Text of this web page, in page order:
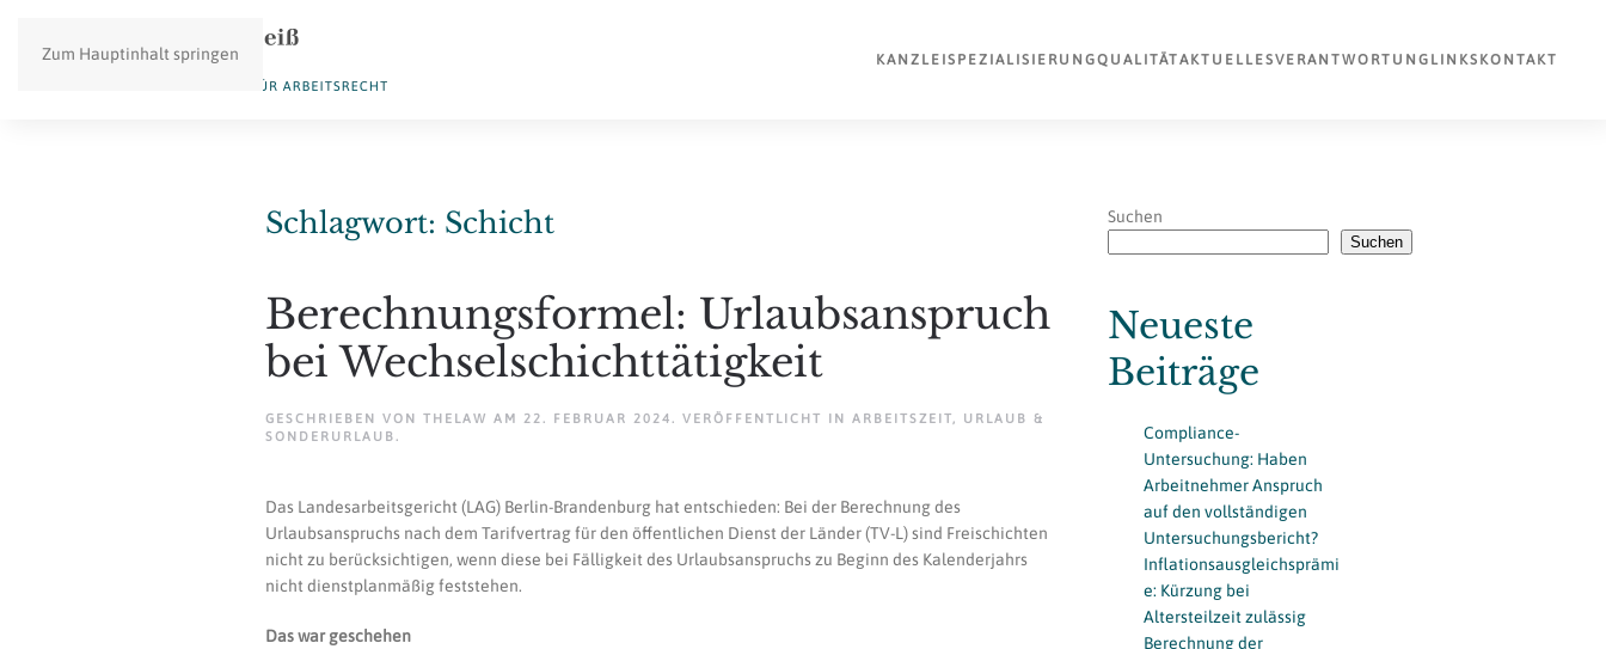
Zum Hauptinhalt springen KANZLEISPEZIALISIERUNGQUALITÄTAKTUELLESVERANTWORTUNG LINKS KONTAKT
Schlagwort: Schicht
Berechnungsformel: Urlaubsanspruch
bei Wechselschichttätigkeit
GESCHRIEBEN VON THELAW AM 22. FEBRUAR 2024 . VERÖFFENTLICHT IN ARBEITSZEIT, URLAUB &
SONDERURLAUB .
Das Landesarbeitsgericht (LAG) Berlin-Brandenburg hat entschieden: Bei der Berechnung des
Urlaubsanspruchs nach dem Tarifvertrag für den öffentlichen Dienst der Länder (TV-L) sind Freischichten
nicht zu berücksichtigen, wenn diese bei Fälligkeit des Urlaubsanspruchs zu Beginn des Kalenderjahrs
nicht dienstplanmäßig feststehen.
Das war geschehen
Suchen
Suchen
Neueste
Beiträge
Compliance-
Untersuchung: Haben
Arbeitnehmer Anspruch
auf den vollständigen
Untersuchungsbericht?
Inflationsausgleichsprämi
e: Kürzung bei
Altersteilzeit zulässig
Berechnung der